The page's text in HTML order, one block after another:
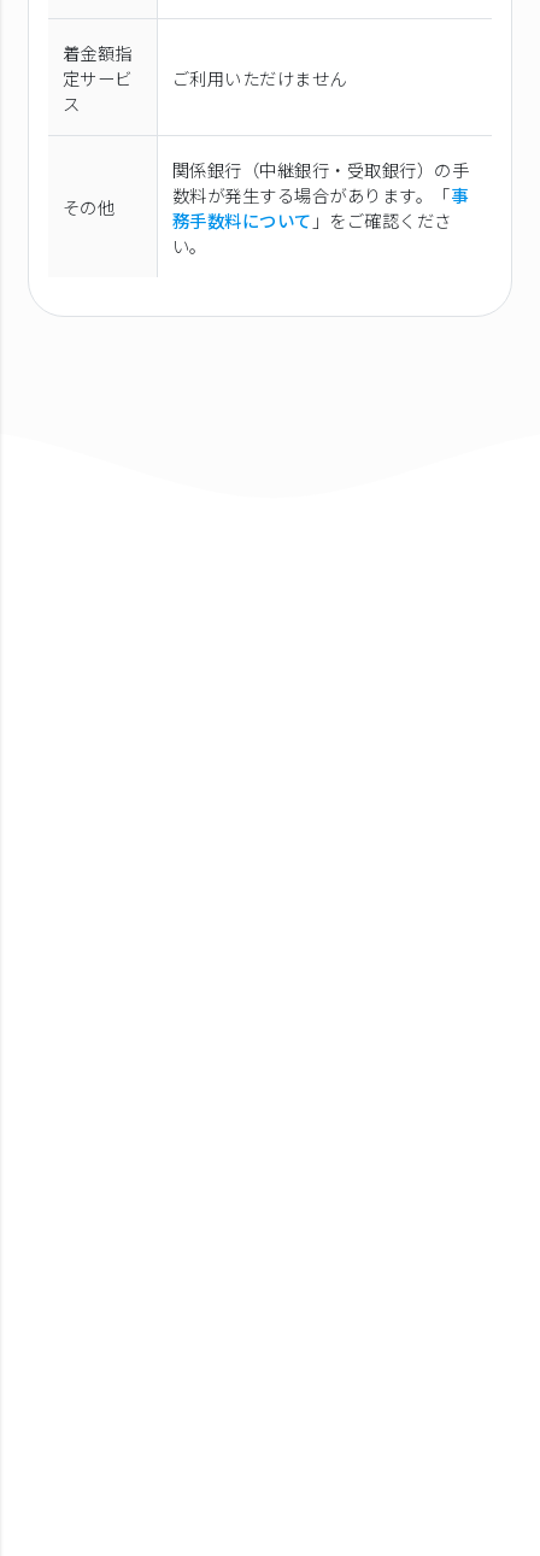
着金額指
定サービ
ス
ご利用いただけません
その他
関係銀行（中継銀行・受取銀行）の手
数料が発生する場合があります。「事
務手数料について 」をご確認くださ
い。